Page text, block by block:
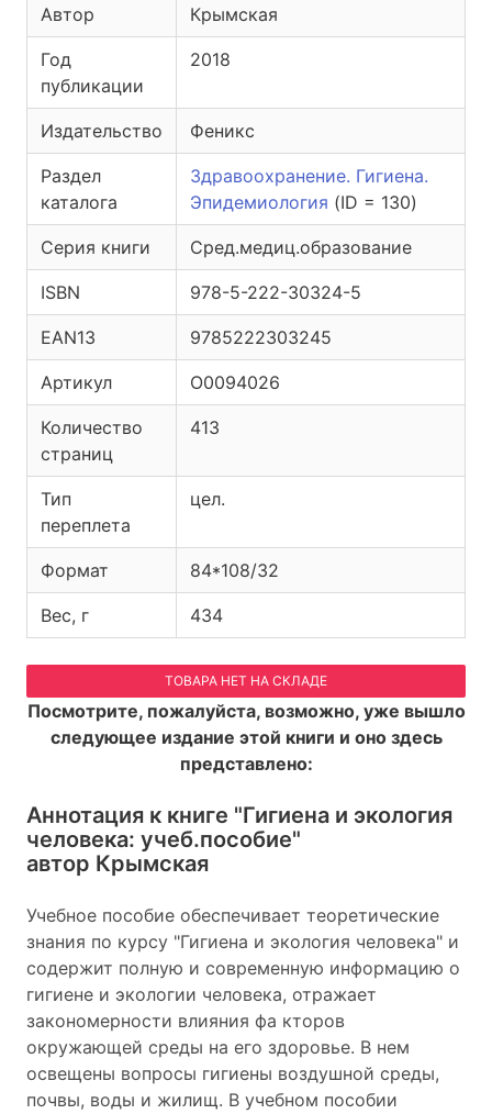
Автор Крымская
Год
публикации
2018
Издательство Феникс
Раздел
каталога
Здравоохранение. Гигиена.
Эпидемиология (ID = 130)
Серия книги Сред.медиц.образование
ISBN 978-5-222-30324-5
EAN13 9785222303245
Артикул O0094026
Количество
страниц
413
Тип
переплета
цел.
Формат 84*108/32
Вес, г 434
ТОВАРА НЕТ НА СКЛАДЕ
Посмотрите, пожалуйста, возможно, уже вышло
следующее издание этой книги и оно здесь
представлено:
Аннотация к книге "Гигиена и экология
человека: учеб.пособие"
автор Крымская
Учебное пособие обеспечивает теоретические
знания по курсу "Гигиена и экология человека" и
содержит полную и современную информацию о
гигиене и экологии человека, отражает
закономерности влияния фа кторов
окружающей среды на его здоровье. В нем
освещены вопросы гигиены воздушной среды,
почвы, воды и жилищ. В учебном пособии